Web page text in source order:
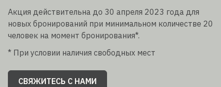
Акция действительна до 30 апреля 2023 года для
новых бронирований при минимальном количестве 20
человек на момент бронирования*.
* При условии наличия свободных мест
СВЯЖИТЕСЬ С НАМИ